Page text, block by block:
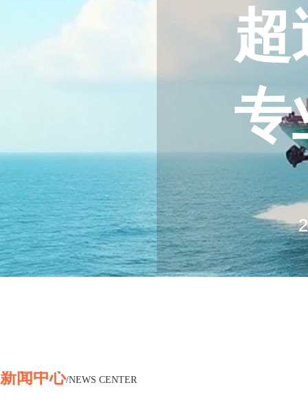
超
专
新闻中心/NEWS CENTER